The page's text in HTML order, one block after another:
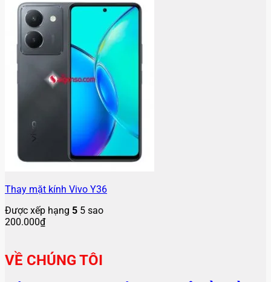
Thay mặt kính Vivo Y36
Được xếp hạng 5 5 sao
200.000₫
VỀ CHÚNG TÔI